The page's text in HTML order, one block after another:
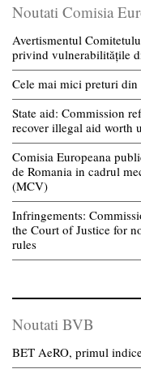
Noutati Comisia
Avertismentul
privind vulnerabilitățile
Cele mai mici preturi din
State aid: Commission
recover illegal aid worth
Comisia Europeana
de Romania in cadrul
(MCV)
Infringements:
the Court of Justice for
rules
Noutati BVB
BET AeRO, primul